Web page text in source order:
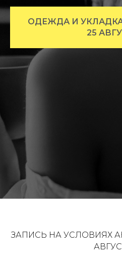
ОДЕЖДА И
25
ЗАПИСЬ НА УСЛОВИЯХ